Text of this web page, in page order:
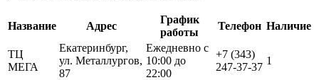
Название Адрес
График
работы
Телефон Наличие
ТЦ
МЕГА
Екатеринбург,
ул. Металлургов,
87
Ежедневно с
10:00 до
22:00
+7 (343)
247-37-37
1